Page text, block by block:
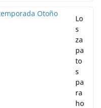
Lo
s
za
pa
to
s
pa
ra
ho